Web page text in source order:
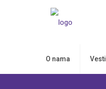
O nama Vesti